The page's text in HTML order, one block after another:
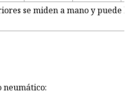
se miden a mano y puede
neumático: